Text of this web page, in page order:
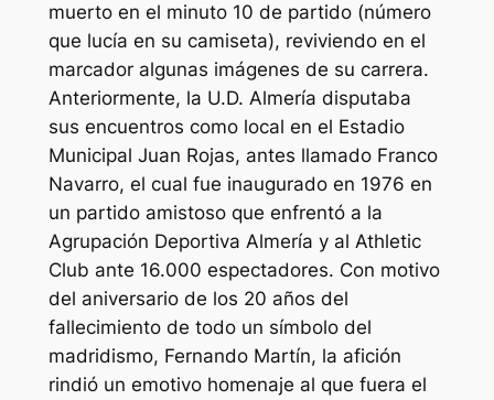
muerto en el minuto 10 de partido (número
que lucía en su camiseta), reviviendo en el
marcador algunas imágenes de su carrera.
Anteriormente, la U.D. Almería disputaba
sus encuentros como local en el Estadio
Municipal Juan Rojas, antes llamado Franco
Navarro, el cual fue inaugurado en 1976 en
un partido amistoso que enfrentó a la
Agrupación Deportiva Almería y al Athletic
Club ante 16.000 espectadores. Con motivo
del aniversario de los 20 años del
fallecimiento de todo un símbolo del
madridismo, Fernando Martín, la afición
rindió un emotivo homenaje al que fuera el